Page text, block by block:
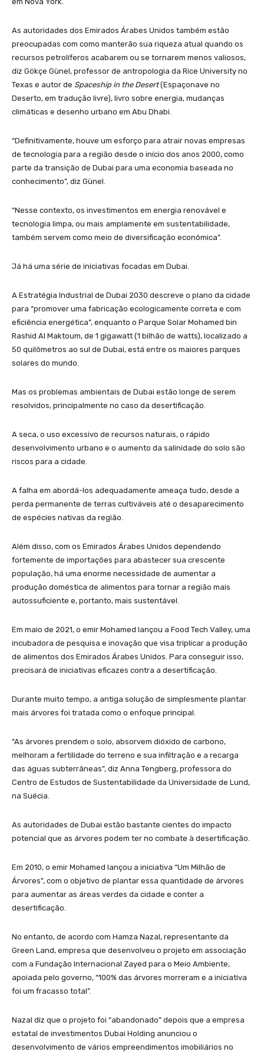
As autoridades dos Emirados Árabes Unidos também estão
preocupadas com como manterão sua riqueza atual quando os
recursos petrolíferos acabarem ou se tornarem menos valiosos,
diz Gökçe Günel, professor de antropologia da Rice University no
Texas e autor de Spaceship in the Desert(Espaçonave no
Deserto, em tradução livre), livro sobre energia, mudanças
climáticas e desenho urbano em Abu Dhabi.
“Definitivamente, houve um esforço para atrair novas empresas
de tecnologia para a região desde o início dos anos 2000, como
parte da transição de Dubai para uma economia baseada no
conhecimento”, diz Günel.
“Nesse contexto, os investimentos em energia renovável e
tecnologia limpa, ou mais amplamente em sustentabilidade,
também servem como meio de diversificação econômica”.
Já há uma série de iniciativas focadas em Dubai.
A Estratégia Industrial de Dubai 2030 descreve o plano da cidade
para “promover uma fabricação ecologicamente correta e com
eficiência energética”, enquanto o Parque Solar Mohamed bin
Rashid Al Maktoum, de 1 gigawatt (1 bilhão de watts), localizado a
50 quilômetros ao sul de Dubai, está entre os maiores parques
solares do mundo.
Mas os problemas ambientais de Dubai estão longe de serem
resolvidos, principalmente no caso da desertificação.
A seca, o uso excessivo de recursos naturais, o rápido
desenvolvimento urbano e o aumento da salinidade do solo são
riscos para a cidade.
A falha em abordá-los adequadamente ameaça tudo, desde a
perda permanente de terras cultiváveis até o desaparecimento
de espécies nativas da região.
Além disso, com os Emirados Árabes Unidos dependendo
fortemente de importações para abastecer sua crescente
população, há uma enorme necessidade de aumentar a
produção doméstica de alimentos para tornar a região mais
autossuficiente e, portanto, mais sustentável.
Em maio de 2021, o emir Mohamed lançou a Food Tech Valley, uma
incubadora de pesquisa e inovação que visa triplicar a produção
de alimentos dos Emirados Árabes Unidos. Para conseguir isso,
precisará de iniciativas eficazes contra a desertificação.
Durante muito tempo, a antiga solução de simplesmente plantar
mais árvores foi tratada como o enfoque principal.
“As árvores prendem o solo, absorvem dióxido de carbono,
melhoram a fertilidade do terreno e sua infiltração e a recarga
das águas subterrâneas”, diz Anna Tengberg, professora do
Centro de Estudos de Sustentabilidade da Universidade de Lund,
na Suécia.
As autoridades de Dubai estão bastante cientes do impacto
potencial que as árvores podem ter no combate à desertificação.
Em 2010, o emir Mohamed lançou a iniciativa “Um Milhão de
Árvores”, com o objetivo de plantar essa quantidade de árvores
para aumentar as áreas verdes da cidade e conter a
desertificação.
No entanto, de acordo com Hamza Nazal, representante da
Green Land, empresa que desenvolveu o projeto em associação
com a Fundação Internacional Zayed para o Meio Ambiente,
apoiada pelo governo, “100% das árvores morreram e a iniciativa
foi um fracasso total”.
Nazal diz que o projeto foi “abandonado” depois que a empresa
estatal de investimentos Dubai Holding anunciou o
desenvolvimento de vários empreendimentos imobiliários no